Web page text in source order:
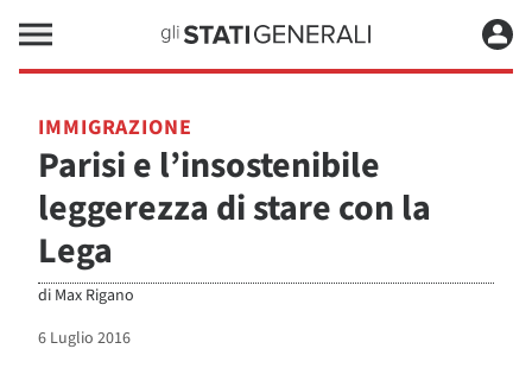
IMMIGRAZIONE
Parisi e l’insostenibile
leggerezza di stare con la
Lega
di Max Rigano
6 Luglio 2016